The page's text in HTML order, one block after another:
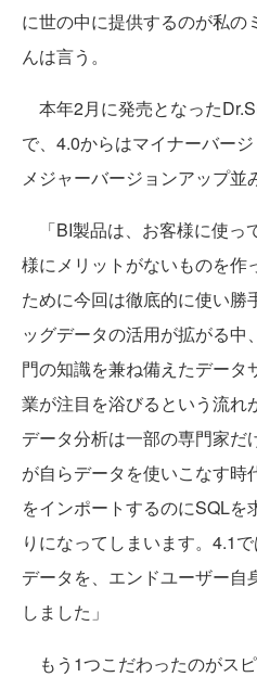
に世の中に提供するのが私の
んは言う。
本年2月に発売となった
で、4.0からはマイナーバー
メジャーバージョンアップ並
「BI製品は、お客様に使っ
様にメリットがないものを作
ために今回は徹底的に使い勝
ッグデータの活用が拡がる
門の知識を兼ね備えたデータ
業が注目を浴びるという流れ
データ分析は一部の専門家だ
が自らデータを使いこなす時
をインポートするのにSQL
りになってしまいます。4.1
データを、エンドユーザー自
しました」
もう1つこだわったのがス